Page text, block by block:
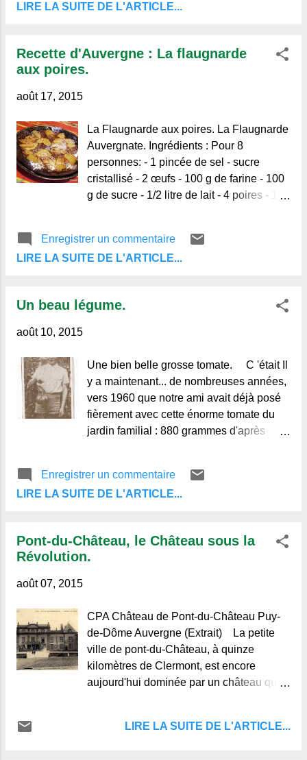
ma houleta J'orne ma
LIRE LA SUITE DE L'ARTICLE...
Recette d'Auvergne : La flaugnarde
aux poires.
août 17, 2015
La Flaugnarde aux poires. La Flaugnarde
Auvergnate. Ingrédients : Pour 8
personnes: - 1 pincée de sel - sucre
cristallisé - 2 œufs - 100 g de farine - 100
g de sucre - 1/2 litre de lait - 4 poires - 15
puis enlever les trognons. Couper chaque
demie poire en tranches épaisses sans
préalablement beurré. Fouetter le sucre
Enregistrer un commentaire
LIRE LA SUITE DE L'ARTICLE...
Un beau légume.
août 10, 2015
Une bien belle grosse tomate. C 'était Il
y a maintenant... de nombreuses années,
vers 1960 que notre ami avait déjà posé
fièrement avec cette énorme tomate du
jardin familial : 880 grammes d'après
Enregistrer un commentaire
LIRE LA SUITE DE L'ARTICLE...
Pont-du-Château, le Château sous la
Révolution.
août 07, 2015
CPA Château de Pont-du-Château Puy-
de-Dôme Auvergne (Extrait) La petite
ville de pont-du-Château, à quinze
kilomètres de Clermont, est encore
aujourd'hui dominée par un château qui,
Philippe-Claude de Montboissier, député
LIRE LA SUITE DE L'ARTICLE...